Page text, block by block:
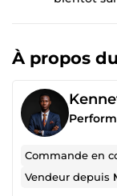
À propos
Commande en
Vendeur depuis